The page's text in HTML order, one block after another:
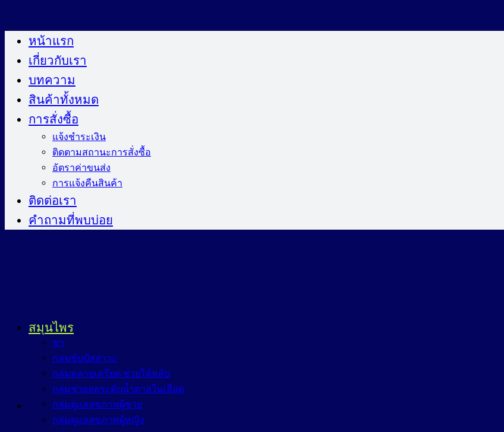
ไป
หน้าแรก
เกี่ยวกับเรา
บทความ
สินค้าทั้งหมด
การสั่งซื้อ
แจ้งชำระเงิน
ติดตามสถานะการสั่งซื้อ
อัตราค่าขนส่ง
การแจ้งคืนสินค้า
ติดต่อเรา
คำถามที่พบบ่อย
สมุนไพร
ชา
กลุ่มขับปัสสาวะ
กลุ่มคลายเครียด ช่วยให้หลับ
กลุ่มช่วยลดระดับน้ำตาลในเลือด
กลุ่มดูแลสุขภาพผู้ชาย
กลุ่มดูแลสุขภาพผู้หญิง